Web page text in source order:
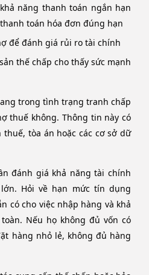
năng thanh toán ngắn hạn
toán hóa đơn đúng hạn
để đánh giá rủi ro tài chính
thế chấp cho thấy sức mạnh
trong tình trạng tranh chấp
thuế không. Thông tin này có
tòa án hoặc các cơ sở dữ
đánh giá khả năng tài chính
Hỏi về hạn mức tín dụng
có cho việc nhập hàng và khả
Nếu họ không đủ vốn có
hàng nhỏ lẻ, không đủ hàng